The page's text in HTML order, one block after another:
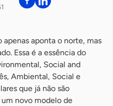
apenas aponta o norte, mas
Essa é a essência do
Social and
Ambiental, Social e
que já não são
novo modelo de